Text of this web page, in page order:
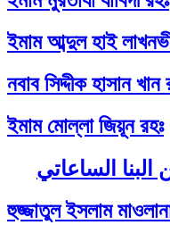
ইমাম আব্দুল হাই
নবাব সিদ্দীক হাসান খান
ইমাম মোল্লা জিয়ূন রহঃ
الساعاتي
হুজ্জাতুল ইসলাম